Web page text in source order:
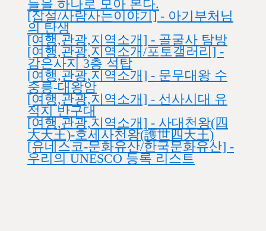
들을 하나로 모아 본다.
[잡설/사람사는이야기] - 아기부처님
의 탄생
[여행,관광,지역소개] - 골굴사 탐방
[여행,관광,지역소개/포토갤러리] -
감은사지 3층 석탑
[여행,관광,지역소개] - 문무대왕 수
중릉-대왕암
[여행,관광,지역소개] - 선사시대 유
적지 반구대
[여행,관광,지역소개] - 사대천왕(四
大天王)-호세사천왕(護世四天王)
[유네스코-문화유산/한국문화유산] -
우리의 UNESCO 등록 리스트